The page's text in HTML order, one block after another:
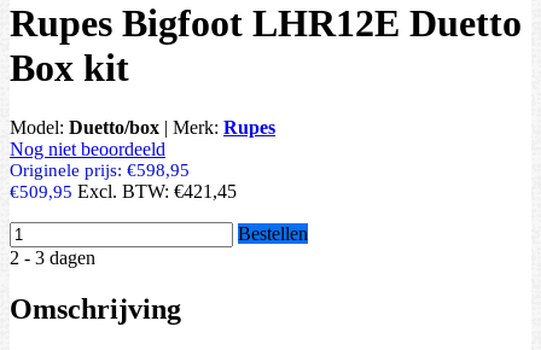
Rupes Bigfoot LHR12E Duetto
Box kit
Model: Duetto/box | Merk: Rupes
Nog niet beoordeeld
Originele prijs: €598,95
€509,95 Excl. BTW: €421,45
Bestellen
2 - 3 dagen
Omschrijving